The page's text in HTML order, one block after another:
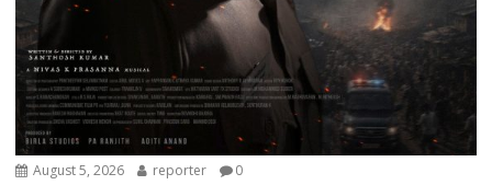
August 5, 2026 reporter 0